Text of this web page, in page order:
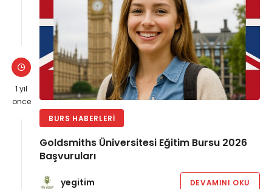
1 yıl
önce
BURS HABERLERI
Goldsmiths Üniversitesi Eğitim Bursu 2026
Başvuruları
yegitim DEVAMINI OKU